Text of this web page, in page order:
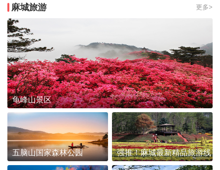
麻城旅游 更多>
龟峰山景区
五脑山国家森林公园 强推！麻城最新精品旅游线